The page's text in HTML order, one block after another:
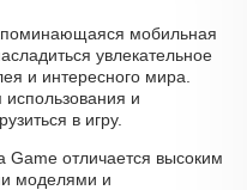
мобильная
увлекательное
и интересного мира.
использования и
в игру.
Game отличается высоким
моделями и